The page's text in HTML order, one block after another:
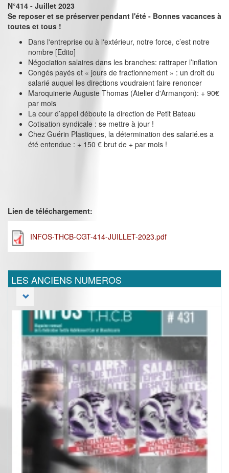
N°414 - Juillet 2023
Se reposer et se préserver pendant l'été - Bonnes vacances à
toutes et tous !
Dans l'entreprise ou à l'extérieur, notre force, c’est notre
nombre [Edito]
Négociation salaires dans les branches: rattraper l’inflation
Congés payés et « jours de fractionnement » : un droit du
salarié auquel les directions voudraient faire renoncer
Maroquinerie Auguste Thomas (Atelier d'Armançon): + 90€
par mois
La cour d’appel déboute la direction de Petit Bateau
Cotisation syndicale : se mettre à jour !
Chez Guérin Plastiques, la détermination des salarié.es a
été entendue : + 150 € brut de + par mois !
Lien de téléchargement:
INFOS-THCB-CGT-414-JUILLET-2023.pdf
LES ANCIENS NUMEROS